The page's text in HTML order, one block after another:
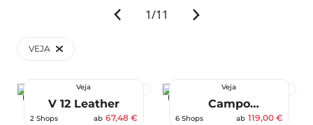
1/11
VEJA
-55 %
Veja
V 12 Leather
2 Shops ab 67,48 €
Veja
Campo
Chromefree
6 Shops ab 119,00 €